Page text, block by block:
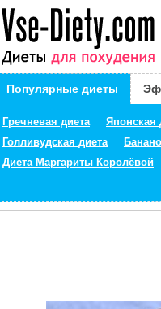
Популярные диеты
Гречневая диета Японская
Голливудская диета
Диета Маргариты Королёвой